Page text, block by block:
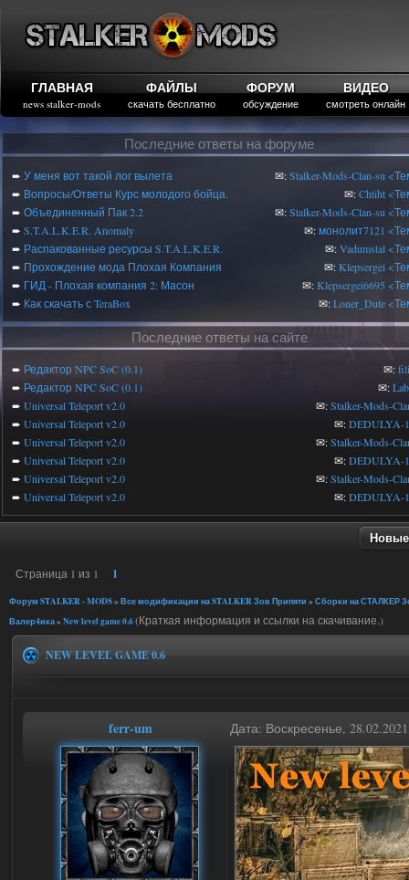
ГЛАВНАЯ
news stalker-mods
ФАЙЛЫ
скачать бесплатно
ФОРУМ
обсуждение
ВИДЕО
смотреть онлайн
Последние ответы на форуме
➨ У меня вот такой лог вылета ✉:Stalker-Mods-Clan-su
➨ Вопросы/Ответы Курс молодого бойца. ✉:Chtiht
➨ Объединенный Пак 2.2 ✉:Stalker-Mods-Clan-su
➨ S.T.A.L.K.E.R. Anomaly ✉:монолит7121
➨ Распакованные ресурсы S.T.A.L.K.E.R. ✉:Vadumstal
➨ Прохождение мода Плохая Компания ✉:Klepsergei
➨ ГИД - Плохая компания 2: Масон ✉:Klepsergei6695
➨ Как скачать с TeraBox ✉:Loner_Dute
Последние ответы на сайте
➨ Редактор NPC SoC (0.1) ✉:
➨ Редактор NPC SoC (0.1) ✉:
➨ Universal Teleport v2.0 ✉:Stalker-Mods-
➨ Universal Teleport v2.0 ✉:DEDULYA-
➨ Universal Teleport v2.0 ✉:Stalker-Mods-
➨ Universal Teleport v2.0 ✉:DEDULYA-
➨ Universal Teleport v2.0 ✉:Stalker-Mods-
➨ Universal Teleport v2.0 ✉:DEDULYA-
Страница 1 из 1 1
Форум STALKER - MODS» Все модификации на STALKER Зов Припяти » Сборки на СТАЛКЕР
Валер4ика» New level game 0.6(Краткая информация и ссылки на скачивание.)
NEW LEVEL GAME 0.6
ferr-um Дата: Воскресенье,